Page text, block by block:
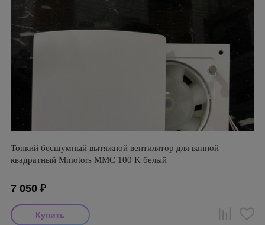
Тонкий бесшумный вытяжной вентилятор для ванной
квадратный Mmotors ММC 100 K белый
7 050 ₽